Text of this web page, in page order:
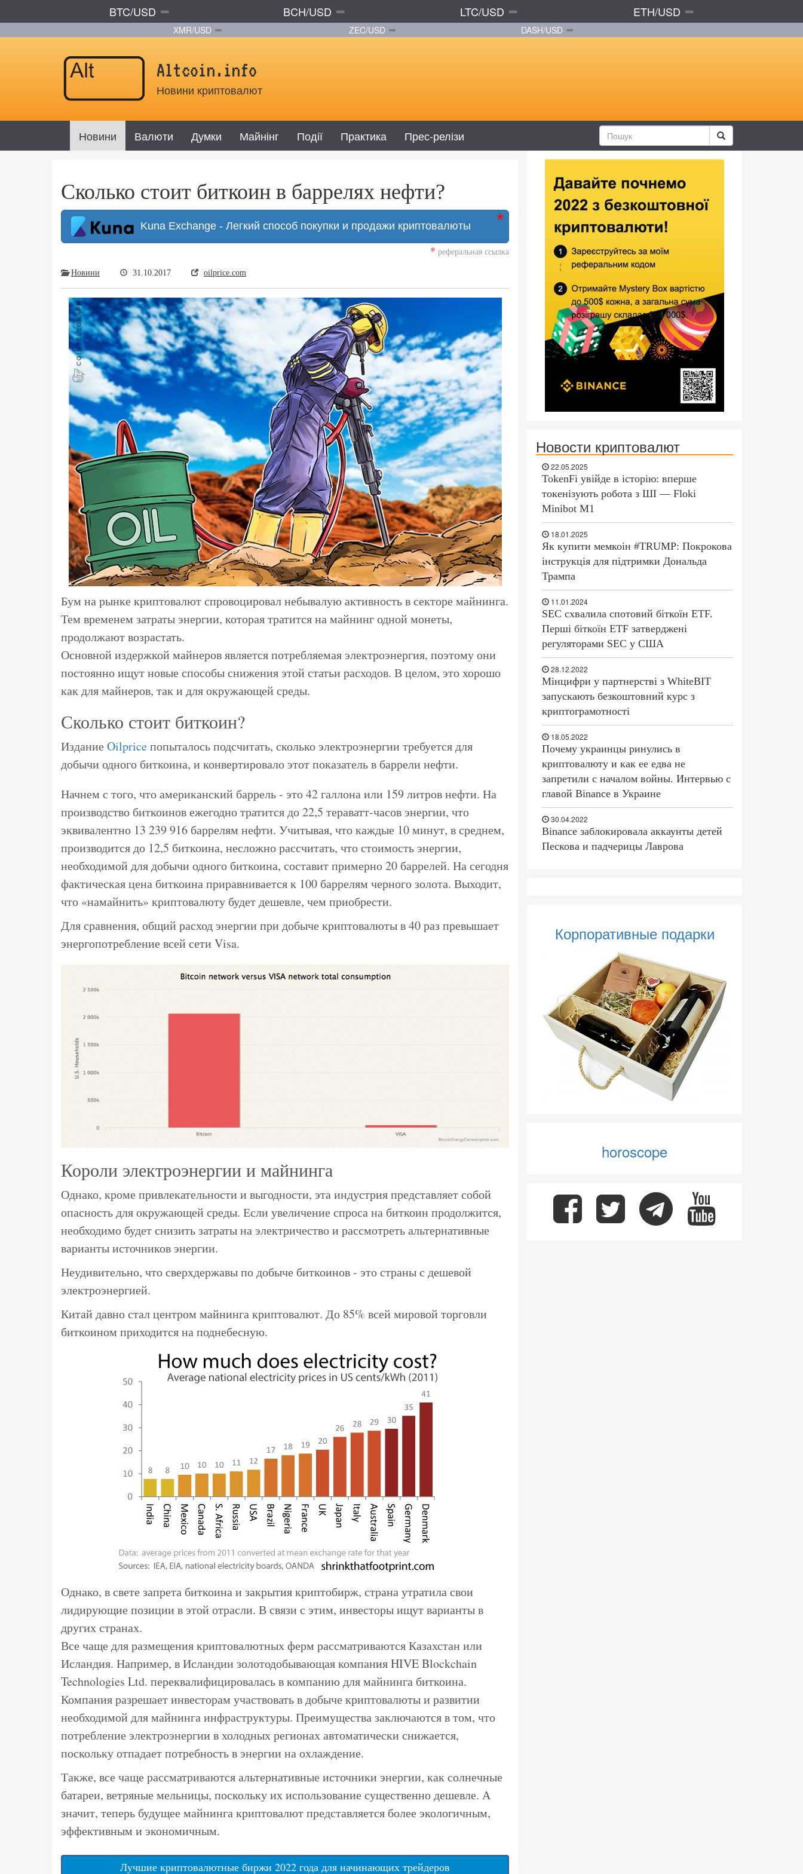
BTC/USD BCH/USD LTC/USD ETH/USD
XMR/USD ZEC/USD DASH/USD
Altcoin.info
Новини криптовалют
Новини Валюти Думки Майнінг Події Практика Прес-релізи
​Сколько стоит биткоин в баррелях нефти?
Kuna Exchange - Легкий способ покупки и продажи криптовалюты
* реферальная ссылка
Новини 31.10.2017 oilprice.com
Бум на рынке криптовалют спровоцировал небывалую активность в секторе майнинга.
Тем временем затраты энергии, которая тратится на майнинг одной монеты,
продолжают возрастать.
Основной издержкой майнеров является потребляемая электроэнергия, поэтому они
постоянно ищут новые способы снижения этой статьи расходов. В целом, это хорошо
как для майнеров, так и для окружающей среды.
Сколько стоит биткоин?
ИзданиеOilpriceпопыталось подсчитать, сколько электроэнергии требуется для
добычи одного биткоина, и конвертировало этот показатель в баррели нефти.
Начнем с того, что американский баррель - это 42 галлона или 159 литров нефти. На
производство биткоинов ежегодно тратится до 22,5 тераватт-часов энергии, что
эквивалентно 13 239 916 баррелям нефти. Учитывая, что каждые 10 минут, в среднем,
производится до 12,5 биткоина, несложно рассчитать, что стоимость энергии,
необходимой для добычи одного биткоина, составит примерно 20 баррелей. На сегодня
фактическая цена биткоина приравнивается к 100 баррелям черного золота. Выходит,
что «намайнить» криптовалюту будет дешевле, чем приобрести.
Для сравнения, общий расход энергии при добыче криптовалюты в 40 раз превышает
энергопотребление всей сети Visa.
Короли электроэнергии и майнинга
Однако, кроме привлекательности и выгодности, эта индустрия представляет собой
опасность для окружающей среды. Если увеличение спроса на биткоин продолжится,
необходимо будет снизить затраты на электричество и рассмотреть альтернативные
варианты источников энергии.
Неудивительно, что сверхдержавы по добыче биткоинов - это страны с дешевой
электроэнергией.
Китай давно стал центром майнинга криптовалют. До 85% всей мировой торговли
биткоином приходится на поднебесную.
Однако, в свете запрета биткоина и закрытия криптобирж, страна утратила свои
лидирующие позиции в этой отрасли. В связи с этим, инвесторы ищут варианты в
других странах.
Все чаще для размещения криптовалютных ферм рассматриваются Казахстан или
Исландия. Например, в Исландии золотодобывающая компания HIVE Blockchain
Technologies Ltd. переквалифицировалась в компанию для майнинга биткоина.
Компания разрешает инвесторам участвовать в добыче криптовалюты и развитии
необходимой для майнинга инфраструктуры. Преимущества заключаются в том, что
потребление электроэнергии в холодных регионах автоматически снижается,
поскольку отпадает потребность в энергии на охлаждение.
Также, все чаще рассматриваются альтернативные источники энергии, как солнечные
батареи, ветряные мельницы, поскольку их использование существенно дешевле. А
значит, теперь будущее майнинга криптовалют представляется более экологичным,
эффективным и экономичным.
Лучшие криптовалютные биржи 2022 года для начинающих трейдеров
Новости криптовалют
22.05.2025
TokenFi увійде в історію: вперше
токенізують робота з ШІ — Floki
Minibot M1
18.01.2025
Як купити мемкоін #TRUMP: Покрокова
інструкція для підтримки Дональда
Трампа
11.01.2024
SEC схвалила спотовий біткоїн ETF.
Перші біткоїн ETF затверджені
регуляторами SEC у США
28.12.2022
Мінцифри у партнерстві з WhiteBIT
запускають безкоштовний курс з
криптограмотності
18.05.2022
Почему украинцы ринулись в
криптовалюту и как ее едва не
запретили с началом войны. Интервью с
главой Binance в Украине
30.04.2022
Binance заблокировала аккаунты детей
Пескова и падчерицы Лаврова
Корпоративные подарки
horoscope